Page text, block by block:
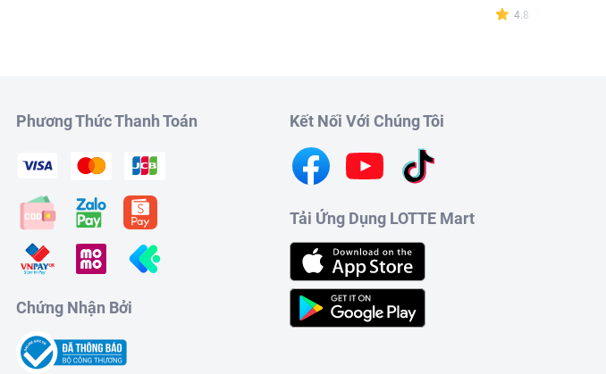
4.8
Phương Thức Thanh Toán
Chứng Nhận Bởi
Kết Nối Với Chúng Tôi
Tải Ứng Dụng LOTTE Mart